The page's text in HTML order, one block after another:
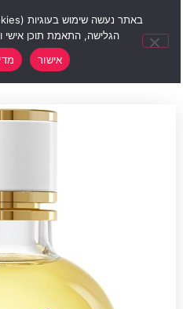
הגלישה, התאמת תוכן אישי
אישור